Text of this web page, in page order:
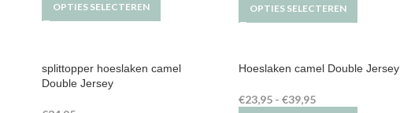
OPTIES SELECTEREN OPTIES SELECTEREN
splittopper hoeslaken camel
Double Jersey
Hoeslaken camel Double Jersey
€23,95 - €39,95